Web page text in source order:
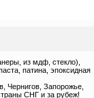
из мдф, стекло),
патина, эпоксидная
Чернигов, Запорожье,
СНГ и за рубеж!